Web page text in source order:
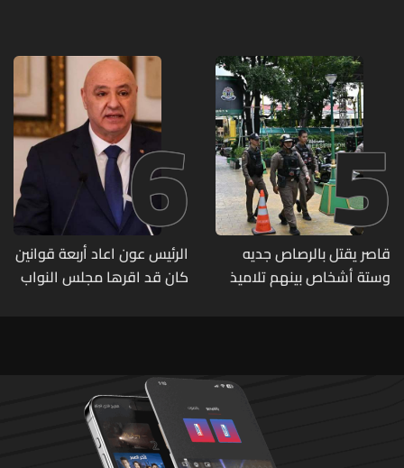
5
قاصر يقتل بالرصاص جديه
وستة أشخاص بينهم تلاميذ
6
الرئيس عون اعاد أربعة قوانين
كان قد اقرها مجلس النواب